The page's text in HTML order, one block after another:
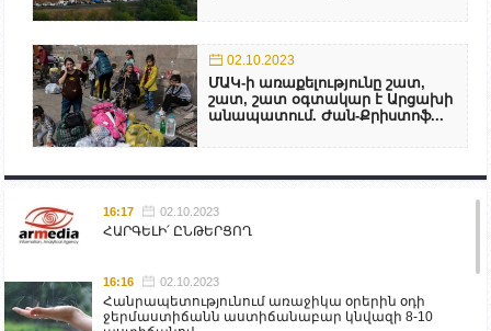
02.10.2023
ՄԱԿ-ի առաքելությունը շատ,
շատ, շատ օգտակար է Արցախի
անապատում. Ժան-Քրիստոֆ...
16:17 02.10.2023
ՀԱՐԳԵԼԻ՛ ԸՆԹԵՐՑՈՂ
16:16 02.10.2023
Հանրապետությունում առաջիկա օրերին օդի
ջերմաստիճանն աստիճանաբար կնվազի 8-10